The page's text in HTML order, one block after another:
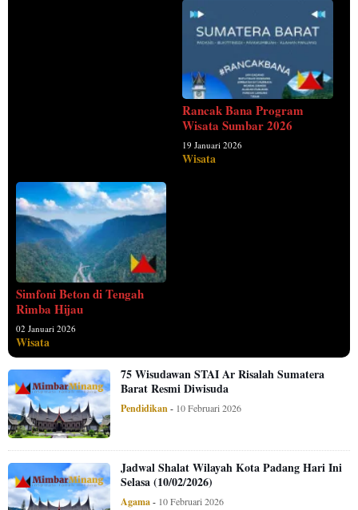
Rancak Bana Program
Wisata Sumbar 2026
19 Januari 2026
Wisata
Simfoni Beton di Tengah
Rimba Hijau
02 Januari 2026
Wisata
75 Wisudawan STAI Ar Risalah Sumatera
Barat Resmi Diwisuda
Pendidikan- 10 Februari 2026
Jadwal Shalat Wilayah Kota Padang Hari Ini
Selasa (10/02/2026)
Agama- 10 Februari 2026